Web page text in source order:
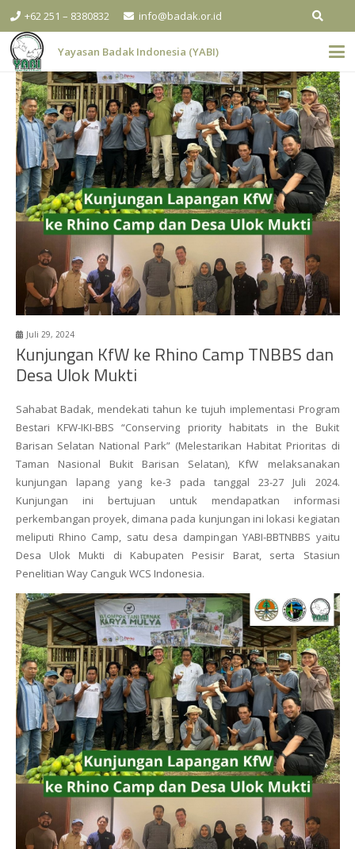
+62 251 – 8380832 info@badak.or.id
Yayasan Badak Indonesia (YABI)
Juli 29, 2024
Kunjungan KfW ke Rhino Camp TNBBS dan
Desa Ulok Mukti
Sahabat Badak, mendekati tahun ke tujuh implementasi Program
Bestari KFW-IKI-BBS “Conserving priority habitats in the Bukit
Barisan Selatan National Park” (Melestarikan Habitat Prioritas di
Taman Nasional Bukit Barisan Selatan), KfW melaksanakan
kunjungan lapang yang ke-3 pada tanggal 23-27 Juli 2024.
Kunjungan ini bertujuan untuk mendapatkan informasi
perkembangan proyek, dimana pada kunjungan ini lokasi kegiatan
meliputi Rhino Camp, satu desa dampingan YABI-BBTNBBS yaitu
Desa Ulok Mukti di Kabupaten Pesisir Barat, serta Stasiun
Penelitian Way Canguk WCS Indonesia.